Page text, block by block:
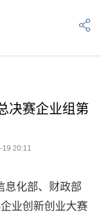
决赛企业组第
19 20:11
息化部、财政部
业创新创业大赛